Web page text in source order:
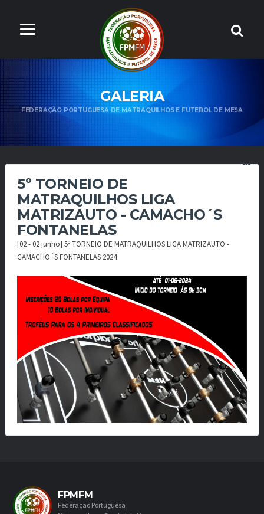
GALERIA
FEDERAÇÃO PORTUGUESA DE MATRAQUILHOS E FUTEBOL DE MESA
5º TORNEIO DE
MATRAQUILHOS LIGA
MATRIZAUTO - CAMACHO´S
FONTANELAS
[02 - 02 junho] 5º TORNEIO DE MATRAQUILHOS LIGA MATRIZAUTO -
CAMACHO´S FONTANELAS 2024
FPMFM
Federação Portuguesa